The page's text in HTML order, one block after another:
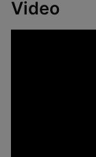
Video